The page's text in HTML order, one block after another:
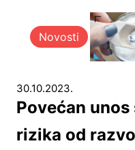
Novosti
30.10.2023.
Povećan
rizika od